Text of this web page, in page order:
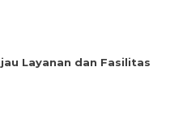
Layanan dan Fasilitas